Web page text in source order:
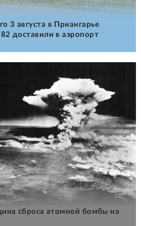
3 августа в Приангарье
доставили в аэропорт
сброса атомной бомбы на